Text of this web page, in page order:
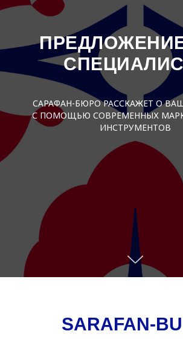
САРАФАН-БЮРО РАССКАЖЕТ О
С ПОМОЩЬЮ СОВРЕМЕННЫХ
ИНСТРУМЕНТОВ
SARAFAN-